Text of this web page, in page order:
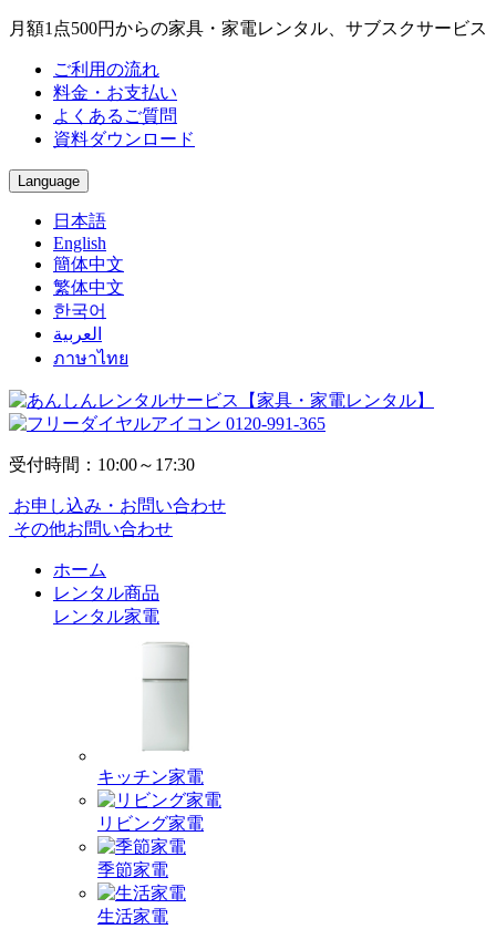
月額1点500円からの家具・家電レンタル、サブスクサービス
ご利用の流れ
料金・お支払い
よくあるご質問
資料ダウンロード
Language
日本語
English
簡体中文
繁体中文
한국어
العربية
ภาษาไทย
0120-991-365
受付時間：10:00～17:30
お申し込み・お問い合わせ
その他お問い合わせ
ホーム
レンタル商品
レンタル家電
キッチン家電
リビング家電
季節家電
生活家電